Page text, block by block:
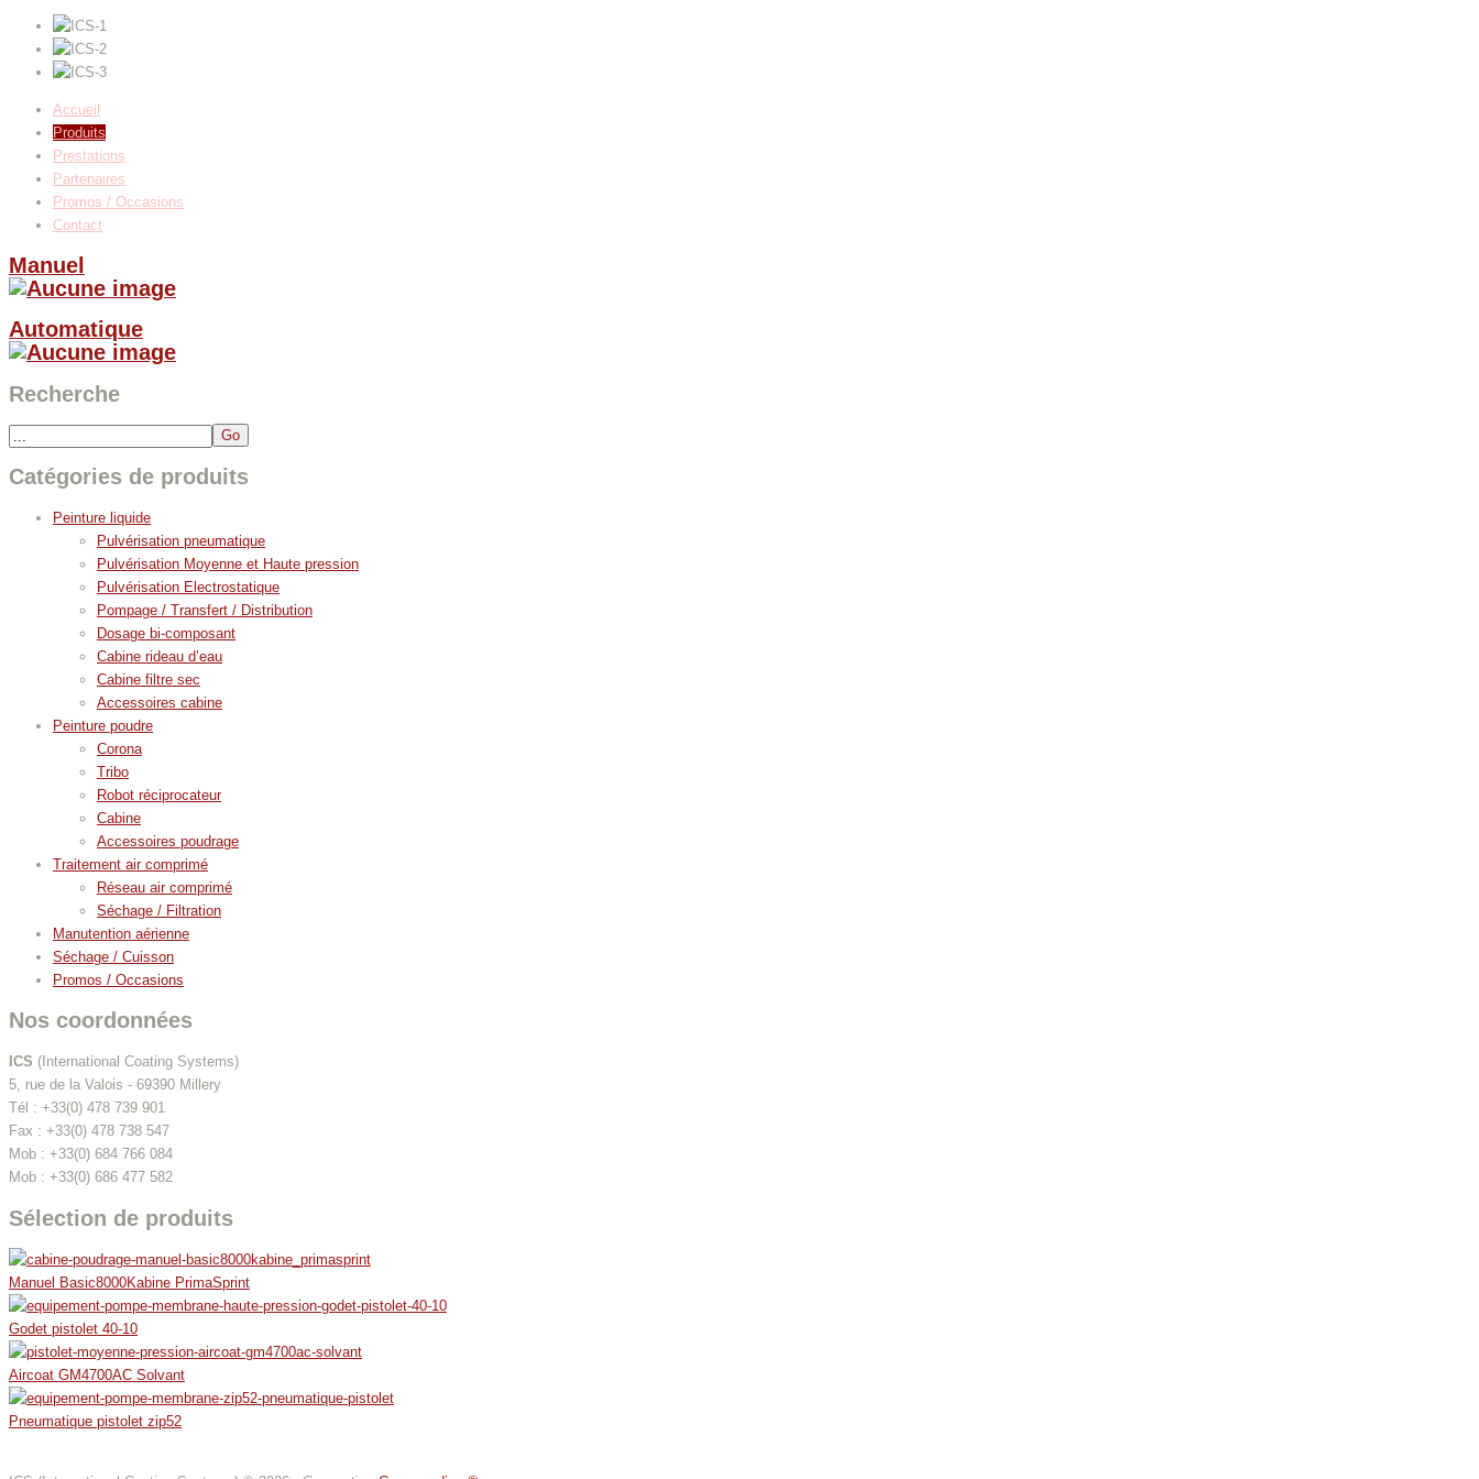
Accueil
Produits
Prestations
Partenaires
Promos / Occasions
Contact
Manuel
Automatique
Recherche
Catégories de produits
Peinture liquide
Pulvérisation pneumatique
Pulvérisation Moyenne et Haute pression
Pulvérisation Electrostatique
Pompage / Transfert / Distribution
Dosage bi-composant
Cabine rideau d’eau
Cabine filtre sec
Accessoires cabine
Peinture poudre
Corona
Tribo
Robot réciprocateur
Cabine
Accessoires poudrage
Traitement air comprimé
Réseau air comprimé
Séchage / Filtration
Manutention aérienne
Séchage / Cuisson
Promos / Occasions
Nos coordonnées
ICS (International Coating Systems)
5, rue de la Valois - 69390 Millery
Tél : +33(0) 478 739 901
Fax : +33(0) 478 738 547
Mob : +33(0) 684 766 084
Mob : +33(0) 686 477 582
Sélection de produits
Manuel Basic8000Kabine PrimaSprint
Godet pistolet 40-10
Aircoat GM4700AC Solvant
Pneumatique pistolet zip52